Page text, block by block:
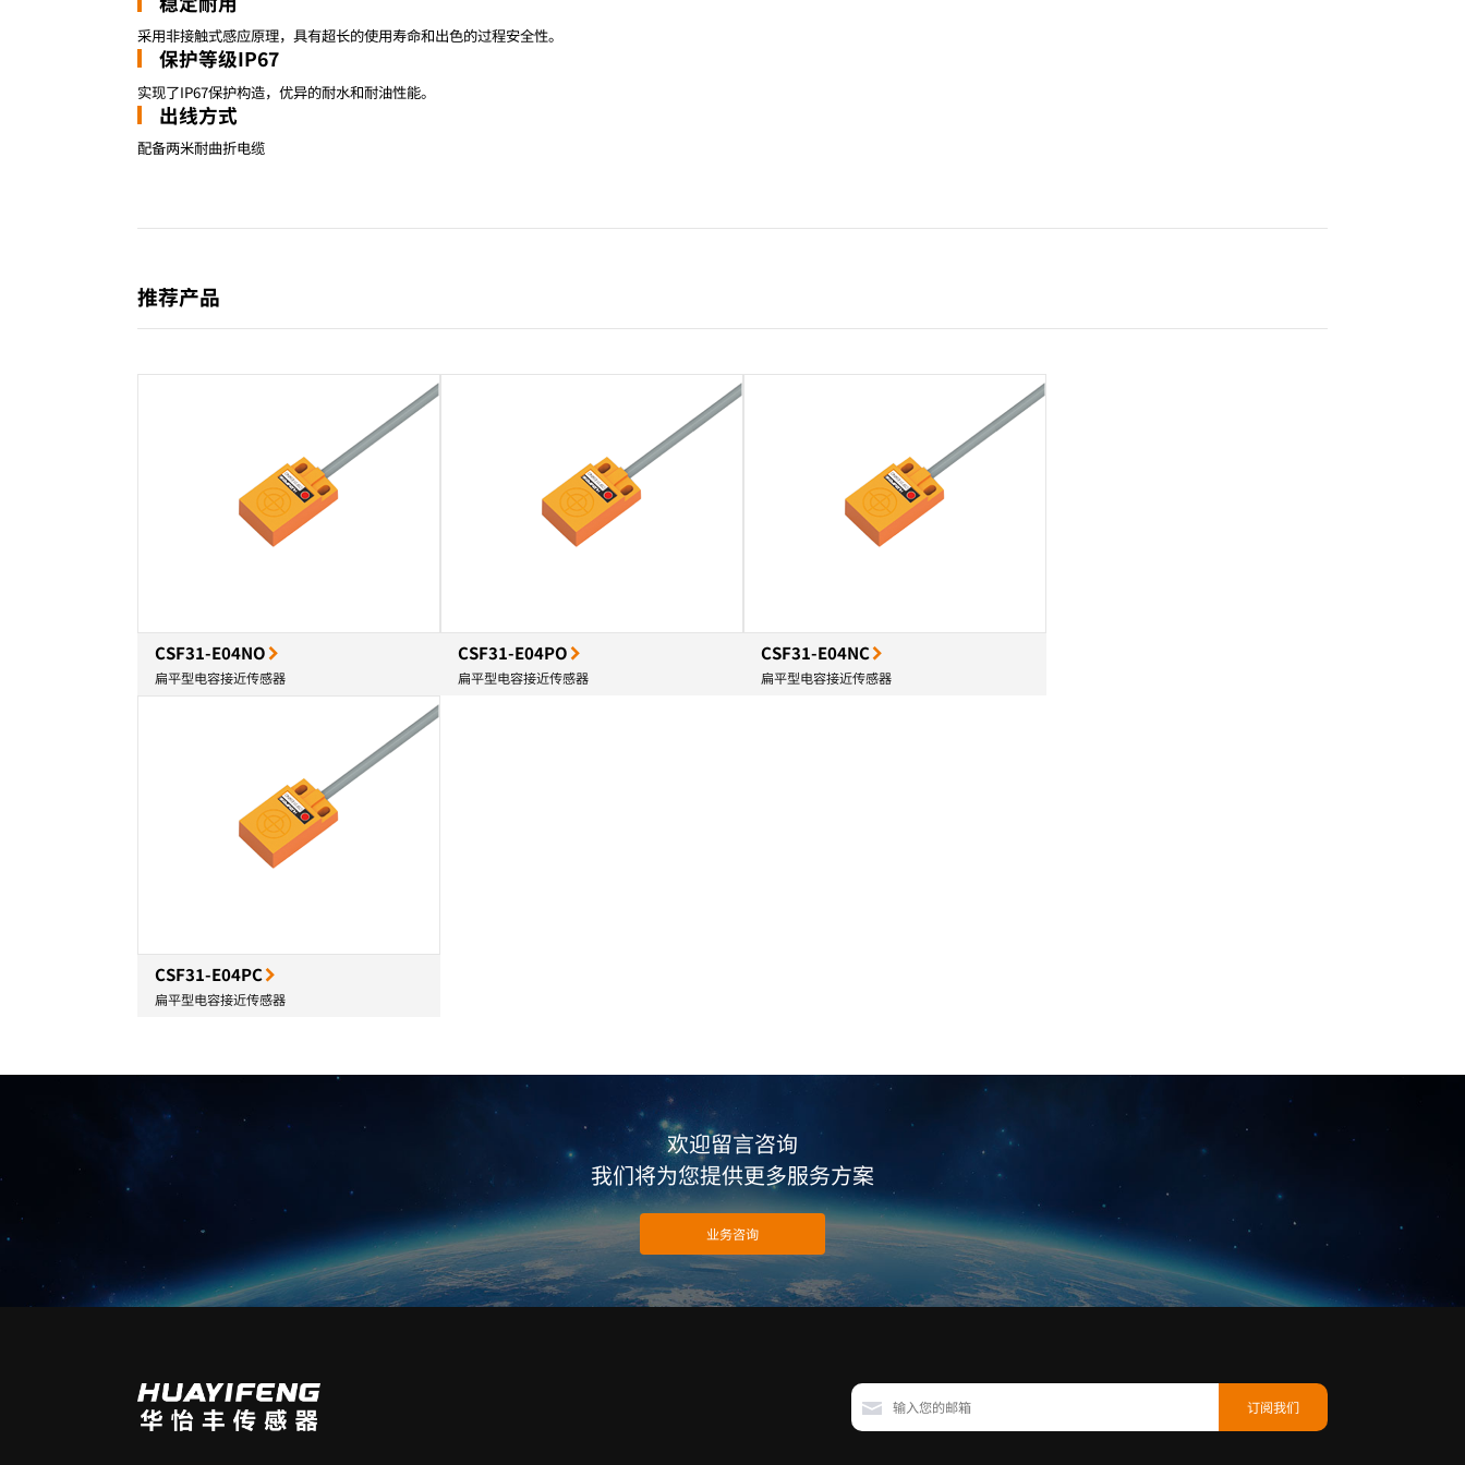
采用非接触式感应原理，具有超长的使用寿命和出色的过程安全性。
保护等级IP67
实现了IP67保护构造，优异的耐水和耐油性能。
出线方式
配备两米耐曲折电缆
推荐产品
CSF31-E04NO
扁平型电容接近传感器
CSF31-E04PO
扁平型电容接近传感器
CSF31-E04NC
扁平型电容接近传感器
CSF31-E04PC
扁平型电容接近传感器
欢迎留言咨询
我们将为您提供更多服务方案
业务咨询